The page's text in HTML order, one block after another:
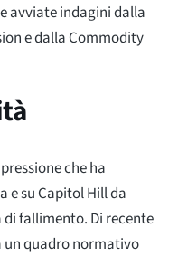
avviate indagini dalla
e dalla Commodity
che ha
e su Capitol Hill da
fallimento. Di recente
un quadro normativo